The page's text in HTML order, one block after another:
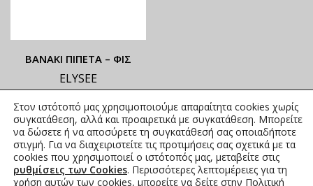
ΒΑΝΑΚΙ ΠΙΠΕΤΑ – ΦΙΣ
ELYSEE
ΑΝΑΓΡΑΦΟΝΤΑΙ ΣΤΟ
ΑΝΗΡΤΗΜΕΝΟ PDF
0,83€ –1,41€ συμπ. Φ.Π.Α.
Στον ιστότοπό μας χρησιμοποιούμε απαραίτητα cookies χωρίς
συγκατάθεση, αλλά και προαιρετικά με συγκατάθεση. Μπορείτε
να δώσετε ή να αποσύρετε τη συγκατάθεσή σας οποιαδήποτε
στιγμή. Για να διαχειριστείτε τις προτιμήσεις σας σχετικά με τα
cookies που χρησιμοποιεί ο ιστότοπός μας, μεταβείτε στις
ρυθμίσεις των Cookies. Περισσότερες λεπτομέρειες για τη
χρήση αυτών των cookies, μπορείτε να δείτε στην Πολιτική